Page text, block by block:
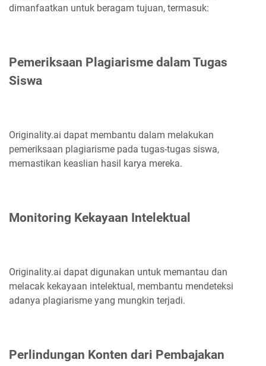
dimanfaatkan untuk beragam tujuan, termasuk:
Pemeriksaan Plagiarisme dalam Tugas
Siswa
Originality.ai dapat membantu dalam melakukan
pemeriksaan plagiarisme pada tugas-tugas siswa,
memastikan keaslian hasil karya mereka.
Monitoring Kekayaan Intelektual
Originality.ai dapat digunakan untuk memantau dan
melacak kekayaan intelektual, membantu mendeteksi
adanya plagiarisme yang mungkin terjadi.
Perlindungan Konten dari Pembajakan